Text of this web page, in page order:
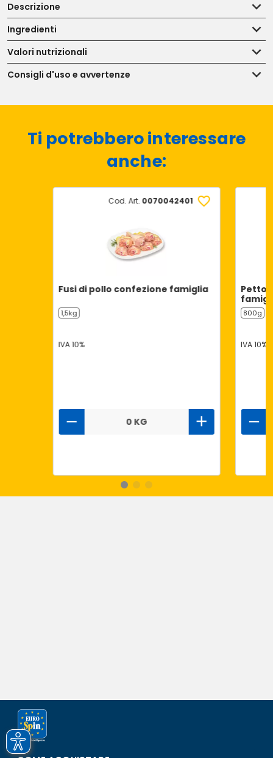
Descrizione
Ingredienti
Valori nutrizionali
Consigli d'uso e avvertenze
Ti potrebbero interessare
anche:
Cod. Art. 0070042401
Fusi di pollo confezione famiglia
1,5kg
IVA 10%
0 KG
Petto
800g
IVA 10%